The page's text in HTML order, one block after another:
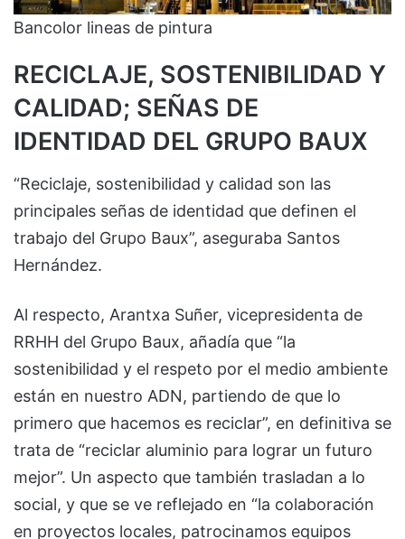
Bancolor lineas de pintura
RECICLAJE, SOSTENIBILIDAD Y
CALIDAD; SEÑAS DE
IDENTIDAD DEL GRUPO BAUX
“Reciclaje, sostenibilidad y calidad son las
principales señas de identidad que definen el
trabajo del Grupo Baux”, aseguraba Santos
Hernández.
Al respecto, Arantxa Suñer, vicepresidenta de
RRHH del Grupo Baux, añadía que “la
sostenibilidad y el respeto por el medio ambiente
están en nuestro ADN, partiendo de que lo
primero que hacemos es reciclar”, en definitiva se
trata de “reciclar aluminio para lograr un futuro
mejor”. Un aspecto que también trasladan a lo
social, y que se ve reflejado en “la colaboración
en proyectos locales, patrocinamos equipos